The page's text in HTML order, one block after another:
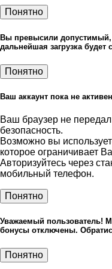
Понятно
Вы превысили допустимый,
дальнейшая загрузка будет
Понятно
Ваш аккаунт пока не активен
Ваш браузер не
безопасность.
Возможно вы
которое ограничивает
Авторизуйтесь через
мобильный телефон.
Понятно
Уважаемый пользователь!
бонусы отключены.
Понятно